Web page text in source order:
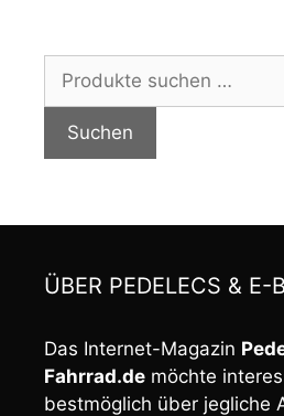
nach:
Suchen
ÜBER PEDELECS & E-
Das Internet-Magazin
Fahrrad.de möchte
bestmöglich über jegliche